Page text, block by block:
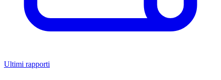
Ultimi rapporti